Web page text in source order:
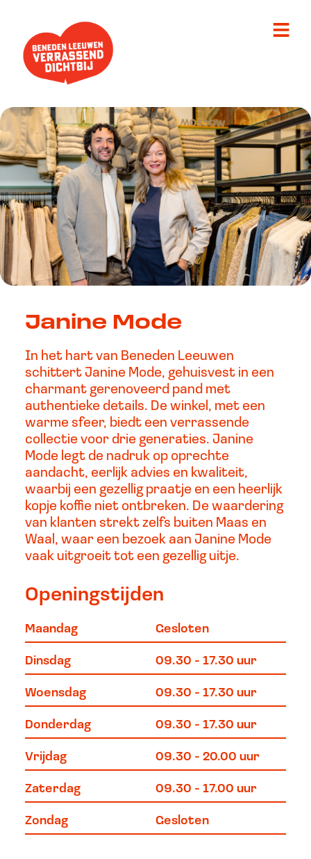
Janine Mode
In het hart van Beneden Leeuwen
schittert Janine Mode, gehuisvest in een
charmant gerenoveerd pand met
authentieke details. De winkel, met een
warme sfeer, biedt een verrassende
collectie voor drie generaties. Janine
Mode legt de nadruk op oprechte
aandacht, eerlijk advies en kwaliteit,
waarbij een gezellig praatje en een heerlijk
kopje koffie niet ontbreken. De waardering
van klanten strekt zelfs buiten Maas en
Waal, waar een bezoek aan Janine Mode
vaak uitgroeit tot een gezellig uitje.
Openingstijden
Maandag
Dinsdag
Woensdag
Donderdag
Vrijdag
Zaterdag
Zondag
Gesloten
09.30 - 17.30 uur
09.30 - 17.30 uur
09.30 - 17.30 uur
09.30 - 20.00 uur
09.30 - 17.00 uur
Gesloten